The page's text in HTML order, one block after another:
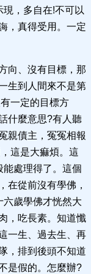
，多自在!不可以
，真得受用。一定
向、沒有目標，那
生到人間來不是第
一定的目標方
什麼意思?有人聽
親債主，冤冤相報
這是大痲煩。這
處理得了。這個
在從前沒有學佛，
歲學佛才恍然大
，吃長素。知道懺
一生、過去生、再
，排到後頭不知道
是假的。怎麼辦?